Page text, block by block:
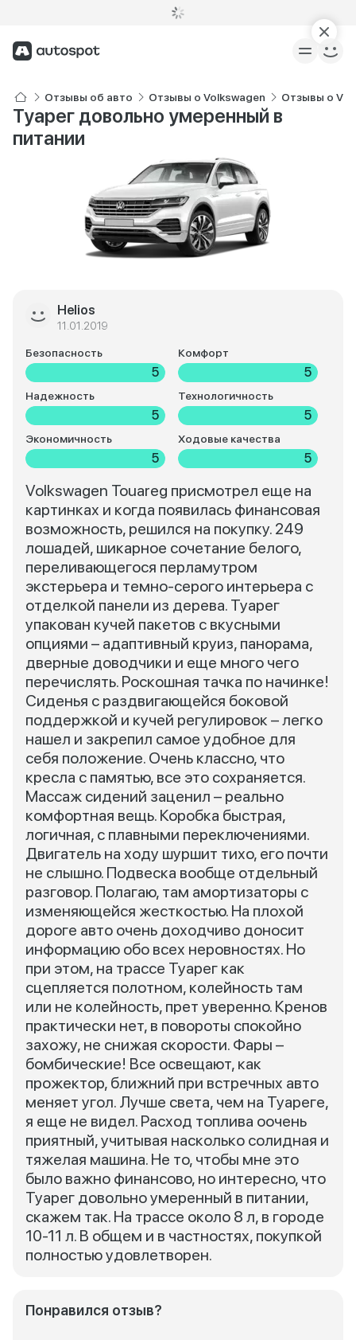
Отзывы об авто Отзывы о Volkswagen Отзывы о
Туарег довольно умеренный в
питании
Helios
11.01.2019
Безопасность
5
Комфорт
5
Надежность
5
Технологичность
5
Экономичность
5
Ходовые качества
5
Volkswagen Touareg присмотрел еще на
картинках и когда появилась финансовая
возможность, решился на покупку. 249
лошадей, шикарное сочетание белого,
переливающегося перламутром
экстерьера и темно-серого интерьера с
отделкой панели из дерева. Туарег
упакован кучей пакетов с вкусными
опциями – адаптивный круиз, панорама,
дверные доводчики и еще много чего
перечислять. Роскошная тачка по начинке!
Сиденья с раздвигающейся боковой
поддержкой и кучей регулировок – легко
нашел и закрепил самое удобное для
себя положение. Очень классно, что
кресла с памятью, все это сохраняется.
Массаж сидений заценил – реально
комфортная вещь. Коробка быстрая,
логичная, с плавными переключениями.
Двигатель на ходу шуршит тихо, его почти
не слышно. Подвеска вообще отдельный
разговор. Полагаю, там амортизаторы с
изменяющейся жесткостью. На плохой
дороге авто очень доходчиво доносит
информацию обо всех неровностях. Но
при этом, на трассе Туарег как
сцепляется полотном, колейность там
или не колейность, прет уверенно. Кренов
практически нет, в повороты спокойно
захожу, не снижая скорости. Фары –
бомбические! Все освещают, как
прожектор, ближний при встречных авто
меняет угол. Лучше света, чем на Туареге,
я еще не видел. Расход топлива оочень
приятный, учитывая насколько солидная и
тяжелая машина. Не то, чтобы мне это
было важно финансово, но интересно, что
Туарег довольно умеренный в питании,
скажем так. На трассе около 8 л, в городе
10-11 л. В общем и в частностях, покупкой
полностью удовлетворен.
Понравился отзыв?